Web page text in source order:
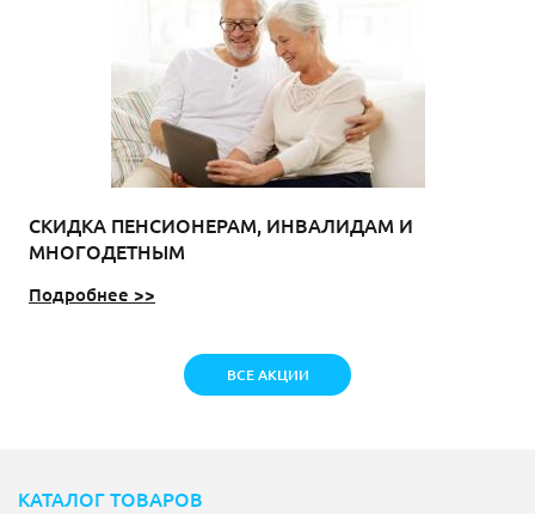
СКИДКА ПЕНСИОНЕРАМ, ИНВАЛИДАМ И
МНОГОДЕТНЫМ
Подробнее >>
ВСЕ АКЦИИ
КАТАЛОГ ТОВАРОВ